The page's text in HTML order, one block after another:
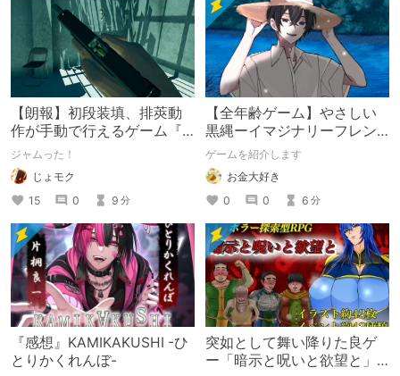
【朗報】初段装填、排莢動
作が手動で行えるゲーム『
HOLE 』
ジャムった！
じょモク
15
0 9 分
【全年齢ゲーム】やさしい
黒縄ーイマジナリーフレン
ドの「彼」と過ごすおぼん
やすみー
ゲームを紹介します
お金大好き
0
0 6 分
『感想』KAMIKAKUSHI -ひ
とりかくれんぼ-
突如として舞い降りた良ゲ
ー「暗示と呪いと欲望と」